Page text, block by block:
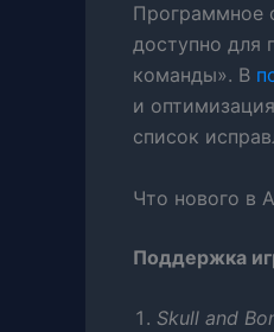
Программное
доступно для
команды». В
и
список
Что нового в
Поддержка
Skull and